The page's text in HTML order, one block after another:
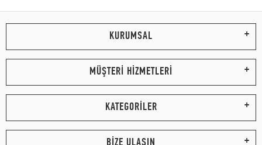
KURUMSAL
MÜŞTERİ HİZMETLERİ
KATEGORİLER
BİZE ULAŞIN